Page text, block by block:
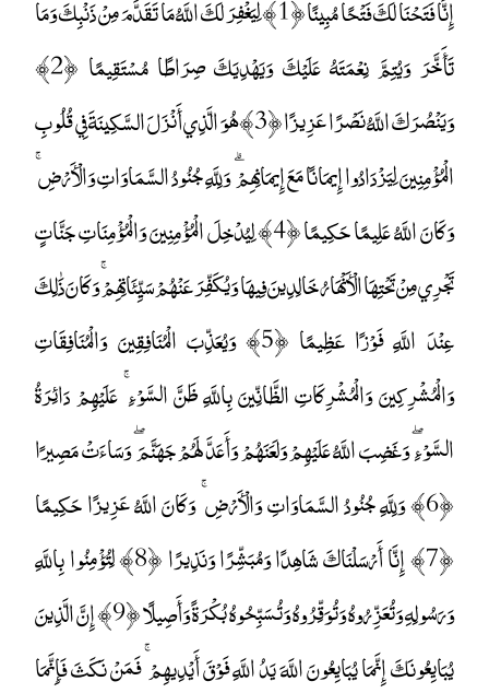
إِنَّا فَتَحْنَا لَكَ فَتْحًا مُبِينًا ﴿1﴾ لِيَغْفِرَ لَكَ اللَّهُ مَا تَقَدَّمَ مِنْ ذَنْبِكَ وَمَا
تَأَخَّرَ وَيُتِمَّ نِعْمَتَهُ عَلَيْكَ وَيَهْدِيَكَ صِرَاطًا مُسْتَقِيمًا ﴿2﴾
وَيَنْصُرَكَ اللَّهُ نَصْرًا عَزِيزًا ﴿3﴾ هُوَ الَّذِي أَنْزَلَ السَّكِينَةَ فِي قُلُوبِ
الْمُؤْمِنِينَ لِيَزْدَادُوا إِيمَانًا مَعَ إِيمَانِهِمْ ۗ وَلِلَّهِ جُنُودُ السَّمَاوَاتِ وَالْأَرْضِ ۚ
وَكَانَ اللَّهُ عَلِيمًا حَكِيمًا ﴿4﴾ لِيُدْخِلَ الْمُؤْمِنِينَ وَالْمُؤْمِنَاتِ جَنَّاتٍ
تَجْرِي مِنْ تَحْتِهَا الْأَنْهَارُ خَالِدِينَ فِيهَا وَيُكَفِّرَ عَنْهُمْ سَيِّئَاتِهِمْ ۚ وَكَانَ ذَٰلِكَ
عِنْدَ اللَّهِ فَوْزًا عَظِيمًا ﴿5﴾ وَيُعَذِّبَ الْمُنَافِقِينَ وَالْمُنَافِقَاتِ
وَالْمُشْرِكِينَ وَالْمُشْرِكَاتِ الظَّانِّينَ بِاللَّهِ ظَنَّ السَّوْءِ ۚ عَلَيْهِمْ دَائِرَةُ
السَّوْءِ ۖ وَغَضِبَ اللَّهُ عَلَيْهِمْ وَلَعَنَهُمْ وَأَعَدَّ لَهُمْ جَهَنَّمَ ۖ وَسَاءَتْ مَصِيرًا
﴿6﴾ وَلِلَّهِ جُنُودُ السَّمَاوَاتِ وَالْأَرْضِ ۚ وَكَانَ اللَّهُ عَزِيزًا حَكِيمًا
﴿7﴾ إِنَّا أَرْسَلْنَاكَ شَاهِدًا وَمُبَشِّرًا وَنَذِيرًا ﴿8﴾ لِتُؤْمِنُوا بِاللَّهِ
وَرَسُولِهِ وَتُعَزِّرُوهُ وَتُوَقِّرُوهُ وَتُسَبِّحُوهُ بُكْرَةً وَأَصِيلًا ﴿9﴾ إِنَّ الَّذِينَ
يُبَايِعُونَكَ إِنَّمَا يُبَايِعُونَ اللَّهَ يَدُ اللَّهِ فَوْقَ أَيْدِيهِمْ ۚ فَمَنْ نَكَثَ فَإِنَّمَا